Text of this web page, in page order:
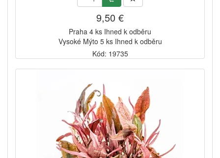
9,50 €
Praha 4 ks Ihned k odběru
Vysoké Mýto 5 ks Ihned k odběru
Kód: 19735